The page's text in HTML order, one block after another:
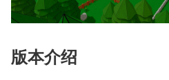
版本介绍